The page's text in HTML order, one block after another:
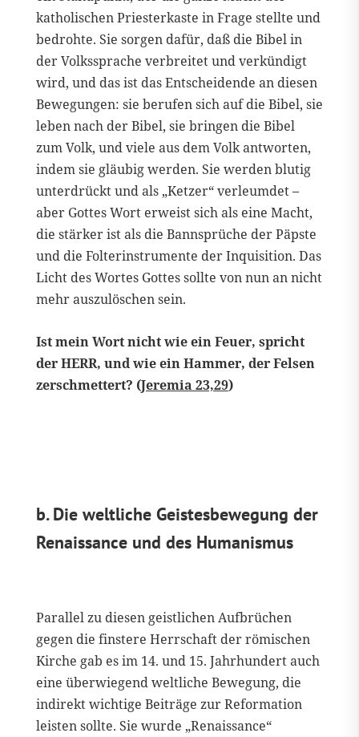
katholischen Priesterkaste in Frage stellte und
bedrohte. Sie sorgen dafür, daß die Bibel in
der Volkssprache verbreitet und verkündigt
wird, und das ist das Entscheidende an diesen
Bewegungen: sie berufen sich auf die Bibel, sie
leben nach der Bibel, sie bringen die Bibel
zum Volk, und viele aus dem Volk antworten,
indem sie gläubig werden. Sie werden blutig
unterdrückt und als „Ketzer“ verleumdet –
aber Gottes Wort erweist sich als eine Macht,
die stärker ist als die Bannsprüche der Päpste
und die Folterinstrumente der Inquisition. Das
Licht des Wortes Gottes sollte von nun an nicht
mehr auszulöschen sein.
Ist mein Wort nicht wie ein Feuer, spricht
der HERR, und wie ein Hammer, der Felsen
zerschmettert? (Jeremia 23,29)
b. Die weltliche Geistesbewegung der
Renaissance und des Humanismus
Parallel zu diesen geistlichen Aufbrüchen
gegen die finstere Herrschaft der römischen
Kirche gab es im 14. und 15. Jahrhundert auch
eine überwiegend weltliche Bewegung, die
indirekt wichtige Beiträge zur Reformation
leisten sollte. Sie wurde „Renaissance“